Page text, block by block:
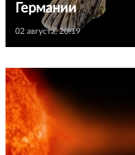
Германии
02 августа, 20:19